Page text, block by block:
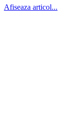
Afiseaza articol...